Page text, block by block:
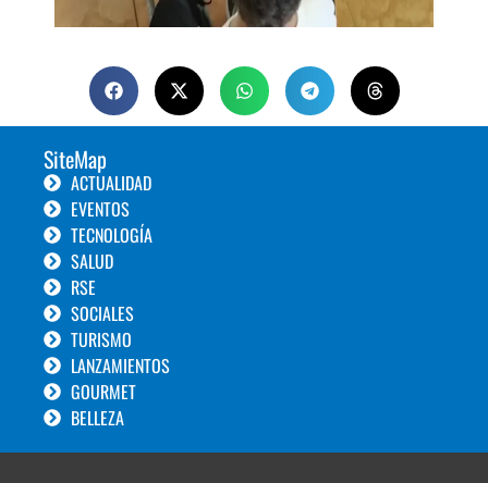
SiteMap
ACTUALIDAD
EVENTOS
TECNOLOGÍA
SALUD
RSE
SOCIALES
TURISMO
LANZAMIENTOS
GOURMET
BELLEZA